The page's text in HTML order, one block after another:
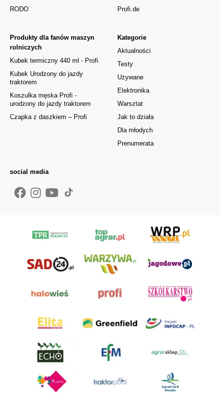
RODO
Kategorie
Aktualności
Testy
Używane
Elektronika
Warsztat
Jak to działa
Dla młodych
Prenumerata
Produkty dla fanów maszyn
rolniczych
Kubek termiczny 440 ml - Profi
Kubek Urodzony do jazdy
traktorem
Koszulka męska Profi -
urodzony do jazdy traktorem
Czapka z daszkiem – Profi
Profi.de
social media